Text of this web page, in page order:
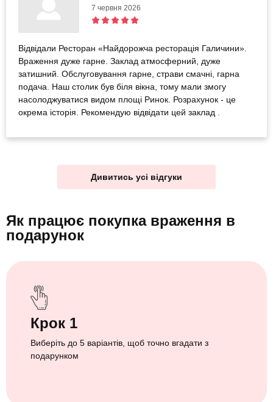
7 червня 2026
Відвідали Ресторан «Найдорожча ресторація Галичини».
Враження дуже гарне. Заклад атмосферний, дуже
затишний. Обслуговування гарне, страви смачні, гарна
подача. Наш столик був біля вікна, тому мали змогу
насолоджуватися видом площі Ринок. Розрахунок - це
окрема історія. Рекомендую відвідати цей заклад .
Дивитись усі відгуки
Як працює покупка враження в
подарунок
Крок 1
Виберіть до 5 варіантів, щоб точно вгадати з
подарунком